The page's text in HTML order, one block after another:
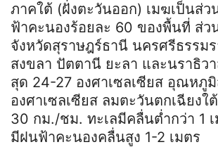
ภาคใต้ (ฝั่งตะวันออก) เมฆเป็นส่
ฟ้าคะนองร้อยละ 60 ของพื้นที่ ส่ว
จังหวัดสุราษฎร์ธานี นครศรีธรรม
สงขลา ปัตตานี ยะลา และนราธิว
สุด 24-27 องศาเซลเซียส อุณหภู
องศาเซลเซียส ลมตะวันตกเฉียงใ
30 กม./ชม. ทะเลมีคลื่นต่ำกว่า 1
มีฝนฟ้าคะนองคลื่นสูง 1-2 เมตร